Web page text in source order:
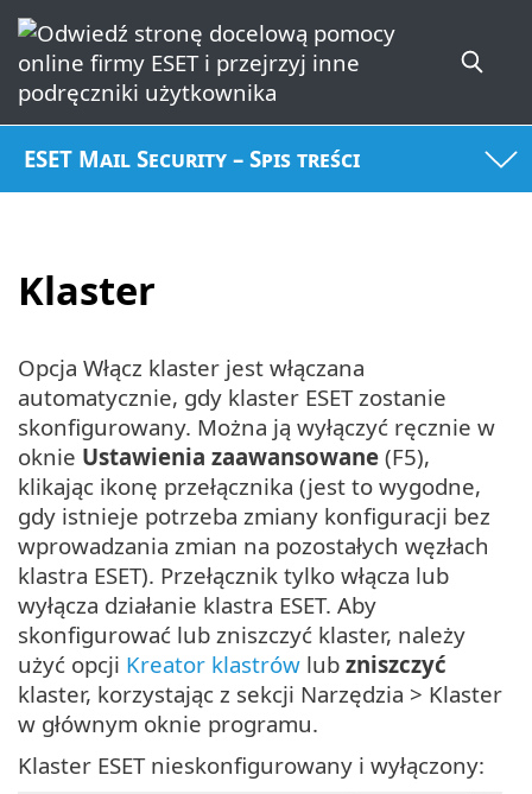
ESET Mail Security – Spis treści
Klaster
Opcja Włącz klaster jest włączana
automatycznie, gdy klaster ESET zostanie
skonfigurowany. Można ją wyłączyć ręcznie w
oknie Ustawienia zaawansowane (F5),
klikając ikonę przełącznika (jest to wygodne,
gdy istnieje potrzeba zmiany konfiguracji bez
wprowadzania zmian na pozostałych węzłach
klastra ESET). Przełącznik tylko włącza lub
wyłącza działanie klastra ESET. Aby
skonfigurować lub zniszczyć klaster, należy
użyć opcji Kreator klastrów lub zniszczyć
klaster, korzystając z sekcji Narzędzia > Klaster
w głównym oknie programu.
Klaster ESET nieskonfigurowany i wyłączony: